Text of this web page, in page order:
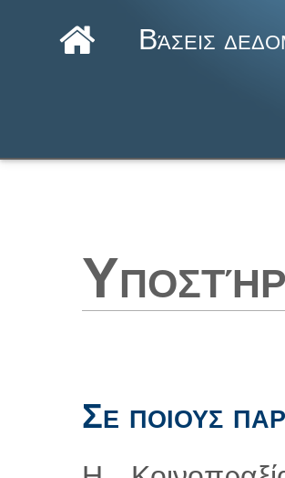
Βάσεις
Σε ποιους